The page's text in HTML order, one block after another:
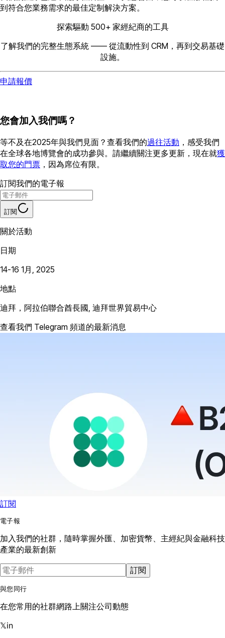
到符合您業務需求的最佳定制解決方案。
探索驅動 500+ 家經紀商的工具
了解我們的完整生態系統 —— 從流動性到 CRM，再到交易基礎
設施。
申請報價
您會加入我們嗎？
等不及在2025年與我們見面？查看我們的過往活動 ，感受我們
在全球各地博覽會的成功參與。請繼續關注更多更新，現在就獲
取您的門票 ，因為席位有限。
訂閱我們的電子報
訂閱
關於活動
日期
14-16 1月, 2025
地點
迪拜，阿拉伯聯合酋長國, 迪拜世界貿易中心
查看我們 Telegram 頻道的最新消息
訂閱
電子報
加入我們的社群，隨時掌握外匯、加密貨幣、主經紀與金融科技
產業的最新創新
訂閱
與您同行
在您常用的社群網路上關注公司動態
𝕏in